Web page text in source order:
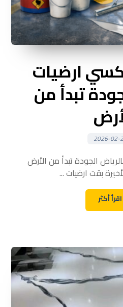
ارضيات
تبدأ من
2026-02-
الجودة تبدأ من الأرض
بقت ارضيات ...
اقرأ أكثر